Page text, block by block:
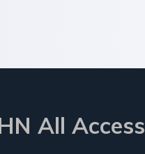
All Access